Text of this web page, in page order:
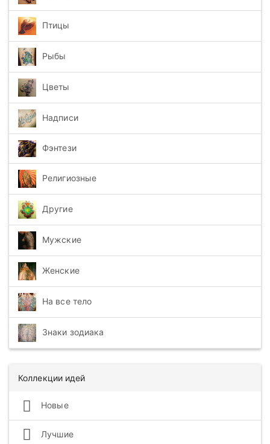
Птицы
Рыбы
Цветы
Надписи
Фэнтези
Религиозные
Другие
Мужские
Женские
На все тело
Знаки зодиака
Коллекции идей
Новые
Лучшие